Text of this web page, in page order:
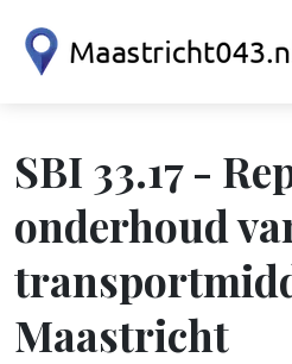
SBI 33.17 -
onderhoud
Maastricht